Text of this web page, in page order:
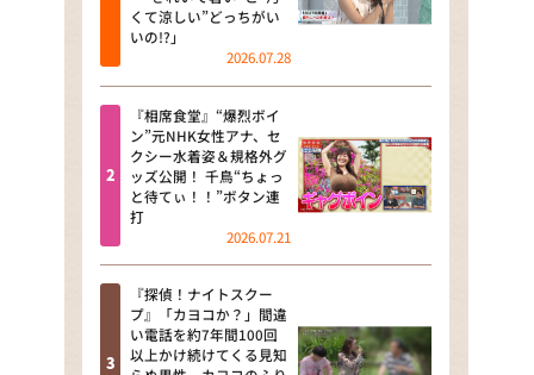
探偵！ナイトスクープ
news おかえり
河合＆A.B.C-Z塚田×福井アナ
「なんでやねん！？」（news お
かえり）
DAIGOも台所 ～きょうの献立 何
にする？～
本日はダイアンなり！シーズン２
朝だ！生です旅サラダ
くて涼しい”どっちがい
いの!?」
2026.07.28
『相席食堂』“爆烈ボイ
ン”元NHK女性アナ、セ
クシー水着姿＆規格外グ
ッズ公開！ 千鳥“ちょっ
と待てぃ！！”ボタン連
打
2026.07.21
『探偵！ナイトスクー
プ』「カヨコか？」間違
い電話を約7年間100回
以上かけ続けてくる見知